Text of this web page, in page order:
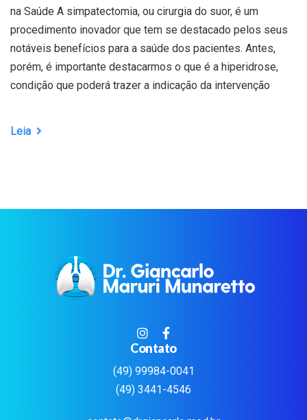
na Saúde A simpatectomia, ou cirurgia do suor, é um
procedimento inovador que tem se destacado pelos seus
notáveis benefícios para a saúde dos pacientes. Antes,
porém, é importante destacarmos o que é a hiperidrose,
condição que poderá trazer a indicação da intervenção
Leia
Contato
(49) 99984-0041
(49) 3441-4546